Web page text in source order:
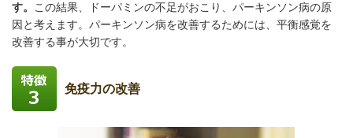
す。
この結果、ドーパミンの不足がおこり、パーキンソン病の原
因と考えます。パーキンソン病を改善するためには、平衡感覚を
改善する事が大切です。
免疫力の改善